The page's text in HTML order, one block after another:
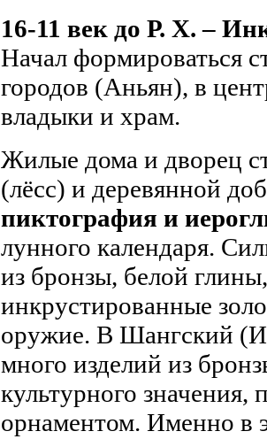
16-11 век до Р. Х. –
Начал формироваться
городов (Аньян), в
владыки и храм.
Жилые дома и дворец
(лёсс) и деревянной
пиктография и
лунного календаря.
из бронзы, белой
инкрустированные
оружие. В Шангский
много изделий из
культурного значения,
орнаментом. Именно в